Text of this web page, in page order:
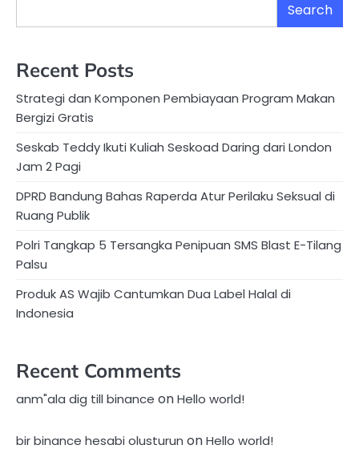
Search
Recent Posts
Strategi dan Komponen Pembiayaan Program Makan
Bergizi Gratis
Seskab Teddy Ikuti Kuliah Seskoad Daring dari London
Jam 2 Pagi
DPRD Bandung Bahas Raperda Atur Perilaku Seksual di
Ruang Publik
Polri Tangkap 5 Tersangka Penipuan SMS Blast E-Tilang
Palsu
Produk AS Wajib Cantumkan Dua Label Halal di
Indonesia
Recent Comments
anm"ala dig till binance onHello world!
bir binance hesabi olusturun onHello world!